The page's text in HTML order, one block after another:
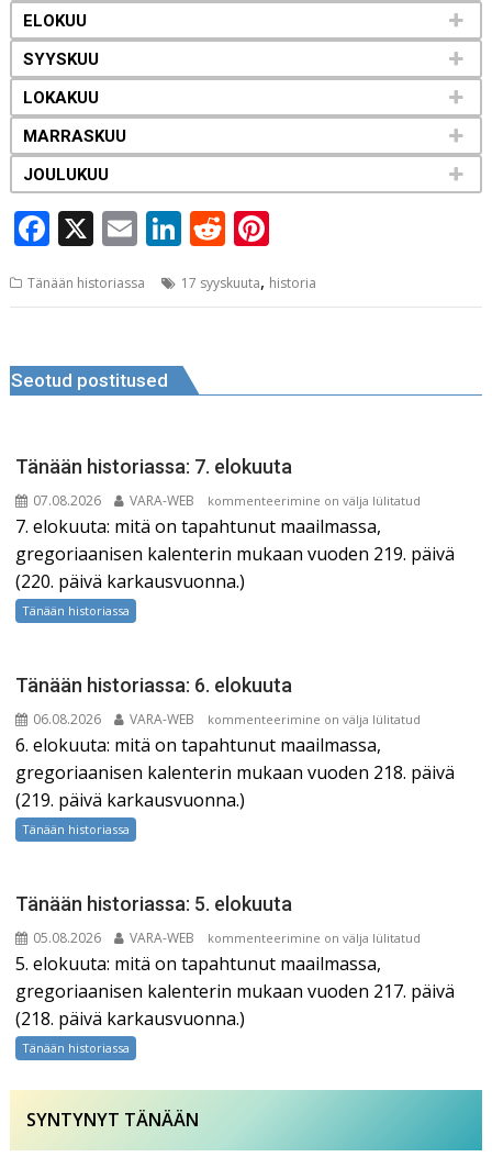
ELOKUU
SYYSKUU
LOKAKUU
MARRASKUU
JOULUKUU
F
c
b
o
k
X E
ai
Li
k
dI
n
R
d te
st
Tänään historiassa 17 syyskuuta, historia
Seotud postitused
Tänään historiassa: 7. elokuuta
07.08.2026 VARA-WEB
Tänään
historiassa:
7.
elokuuta
kommenteerimine on välja lülitatud
7. elokuuta: mitä on tapahtunut maailmassa,
gregoriaanisen kalenterin mukaan vuoden 219. päivä
(220. päivä karkausvuonna.)
Tänään historiassa
Tänään historiassa: 6. elokuuta
06.08.2026 VARA-WEB
Tänään
historiassa:
6.
elokuuta
kommenteerimine on välja lülitatud
6. elokuuta: mitä on tapahtunut maailmassa,
gregoriaanisen kalenterin mukaan vuoden 218. päivä
(219. päivä karkausvuonna.)
Tänään historiassa
Tänään historiassa: 5. elokuuta
05.08.2026 VARA-WEB
Tänään
historiassa:
5.
elokuuta
kommenteerimine on välja lülitatud
5. elokuuta: mitä on tapahtunut maailmassa,
gregoriaanisen kalenterin mukaan vuoden 217. päivä
(218. päivä karkausvuonna.)
Tänään historiassa
SYNTYNYT TÄNÄÄN